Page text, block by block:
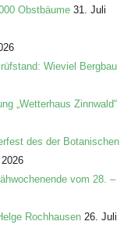
Obstbäume 31. Juli
Wieviel Bergbau
„Wetterhaus Zinnwald“
des der Botanischen
vom 28. –
Rochhausen 26. Juli